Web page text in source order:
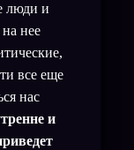
люди и
нее
все еще
нас
и